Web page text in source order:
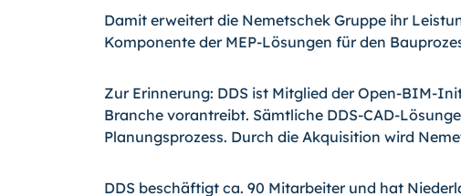
Damit erweitert die Nemetschek Gruppe ihr
Komponente der MEP-Lösungen für den
Zur Erinnerung: DDS ist Mitglied der Open-BIM-
Branche vorantreibt. Sämtliche DDS-CAD-
Planungsprozess. Durch die Akquisition wird
DDS beschäftigt ca. 90 Mitarbeiter und hat